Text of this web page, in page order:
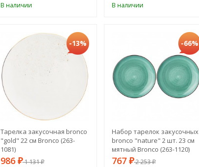
В наличии В наличии
-13%
Тарелка закусочная bronco
"gold" 22 см Bronco (263-
1081)
986 ₽1 131₽
-66%
Набор тарелок закусочных
bronco "nature" 2 шт. 23 см
мятный Bronco (263-1120)
767₽2 253₽